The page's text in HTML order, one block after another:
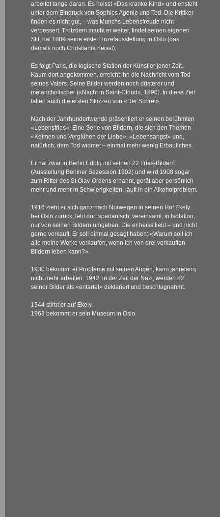
arbeitet lange daran. Es heisst «Das kranke Kind» und ensteht
unter dem Eindruck von Sophies Agonie und Tod. Die Kritiker
finden es nicht gut, – was Munchs Lebensfreude nicht
verbessert. Trotzdem macht er weiter, findet seinen eigenen
Stil, hat 1889 seine erste Einzelausstellung in Oslo (das
damals noch Christiania heisst).
Es folgt Paris, die logische Station der Künstler jener Zeit.
Kaum dort angekommen, erreicht ihn die Nachricht vom Tod
seines Vaters. Seine Bilder werden noch düsterer und
melancholischer («Nacht in Saint-Cloud», 1890). In diese Zeit
fallen auch die ersten Skizzen von «Der Schrei».
Nach der Jahrhundertwende präsentiert er seinen berühmten
«Lebensfries»: Eine Serie von Bildern, die sich den Themen
«Keimen und Verglühen der Liebe», «Lebensangst» und,
natürlich, dem Tod widmet – einmal mehr wenig Erbauliches.
Er hat zwar in Berlin Erfolg mit seinen 22 Fries-Bildern
(Ausstellung Berliner Sezession 1902) und wird 1908 sogar
zum Ritter des St.Olav-Ordens ernannt, gerät aber persönlich
mehr und mehr in Schwierigkeiten, läuft in ein Alkoholproblem.
1916 zieht er sich ganz nach Norwegen in seinen Hof Ekely
bei Oslo zurück, lebt dort spartanisch, vereinsamt, in Isolation,
nur von seinen Bildern umgeben. Die er heiss liebt – und nicht
gerne verkauft. Er soll einmal gesagt haben: «Warum soll ich
alle meine Werke verkaufen, wenn ich von drei verkauften
Bildern leben kann?».
1930 bekommt er Probleme mit seinen Augen, kann jahrelang
nicht mehr arbeiten. 1942, in der Zeit der Nazi, werden 82
seiner Bilder als «entartet» deklariert und beschlagnahmt.
1944 stirbt er auf Ekely.
1963 bekommt er sein Museum in Oslo.